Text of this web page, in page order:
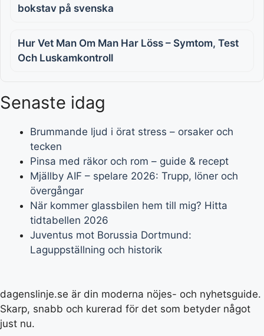
bokstav på svenska
Hur Vet Man Om Man Har Löss – Symtom, Test
Och Luskamkontroll
Senaste idag
Brummande ljud i örat stress – orsaker och
tecken
Pinsa med räkor och rom – guide & recept
Mjällby AIF – spelare 2026: Trupp, löner och
övergångar
När kommer glassbilen hem till mig? Hitta
tidtabellen 2026
Juventus mot Borussia Dortmund:
Laguppställning och historik
dagenslinje.se är din moderna nöjes- och nyhetsguide.
Skarp, snabb och kurerad för det som betyder något
just nu.